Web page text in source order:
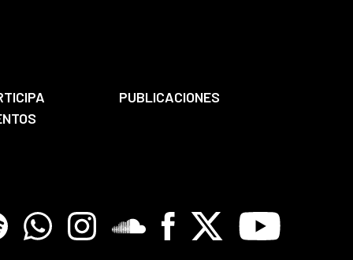
PUBLICACIONES
WhatsappInstagramSoundcloreFacebook
X Youtube